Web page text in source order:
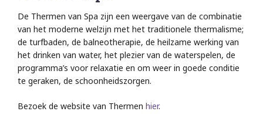
De Thermen van Spa zijn een weergave van de combinatie
van het moderne welzijn met het traditionele thermalisme;
de turfbaden, de balneotherapie, de heilzame werking van
het drinken van water, het plezier van de waterspelen, de
programma’s voor relaxatie en om weer in goede conditie
te geraken, de schoonheidszorgen.
Bezoek de website van Thermen hier.